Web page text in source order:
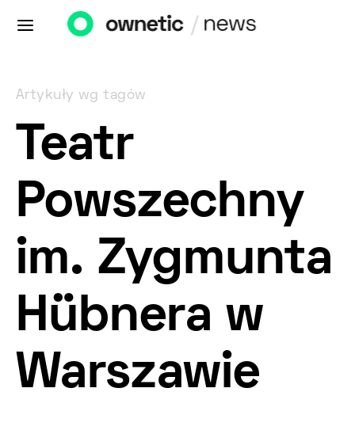
Artykuły wg tagów
Teatr
Powszechny
im. Zygmunta
Hübnera w
Warszawie